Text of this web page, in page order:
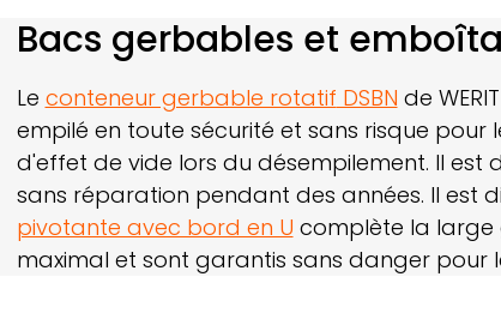
Bacs gerbables et
Le conteneur gerbable rotatif DSBN de WERIT
empilé en toute sécurité et sans risque
d'effet de vide lors du désempilement. Il
sans réparation pendant des années. Il est
pivotante avec bord en U complète la large
maximal et sont garantis sans danger pour